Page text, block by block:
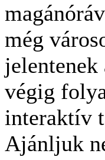
még
jelentenek
végig
interaktív
Ajánljuk